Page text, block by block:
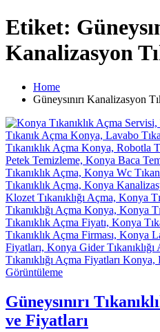
Etiket:
Kanalizasyon
Home
Güneysınırı Kanalizasyon
Güneysınırı
ve Fiyatları